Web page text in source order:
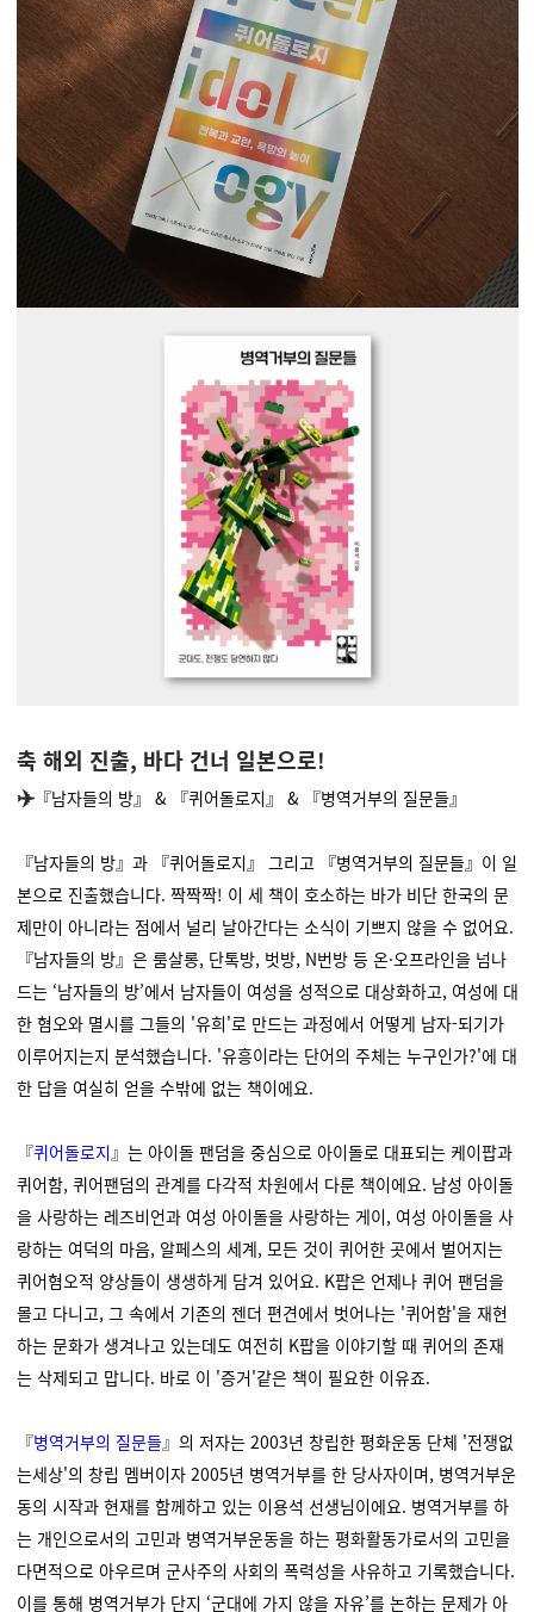
축 해외 진출, 바다 건너 일본으로!
✈️『남자들의 방』 & 『퀴어돌로지』 & 『병역거부의 질문들』
『남자들의 방』과 『퀴어돌로지』 그리고 『병역거부의 질문들』이 일
본으로 진출했습니다. 짝짝짝! 이 세 책이 호소하는 바가 비단 한국의 문
제만이 아니라는 점에서 널리 날아간다는 소식이 기쁘지 않을 수 없어요.
『남자들의 방』은 룸살롱, 단톡방, 벗방, N번방 등 온·오프라인을 넘나
드는 ‘남자들의 방’에서 남자들이 여성을 성적으로 대상화하고, 여성에 대
한 혐오와 멸시를 그들의 '유희'로 만드는 과정에서 어떻게 남자-되기가
이루어지는지 분석했습니다. '유흥이라는 단어의 주체는 누구인가?'에 대
한 답을 여실히 얻을 수밖에 없는 책이에요.
『퀴어돌로지』 는 아이돌 팬덤을 중심으로 아이돌로 대표되는 케이팝과
퀴어함, 퀴어팬덤의 관계를 다각적 차원에서 다룬 책이에요. 남성 아이돌
을 사랑하는 레즈비언과 여성 아이돌을 사랑하는 게이, 여성 아이돌을 사
랑하는 여덕의 마음, 알페스의 세계, 모든 것이 퀴어한 곳에서 벌어지는
퀴어혐오적 양상들이 생생하게 담겨 있어요. K팝은 언제나 퀴어 팬덤을
몰고 다니고, 그 속에서 기존의 젠더 편견에서 벗어나는 '퀴어함'을 재현
하는 문화가 생겨나고 있는데도 여전히 K팝을 이야기할 때 퀴어의 존재
는 삭제되고 맙니다. 바로 이 '증거'같은 책이 필요한 이유죠.
『병역거부의 질문들』 의 저자는 2003년 창립한 평화운동 단체 '전쟁없
는세상'의 창립 멤버이자 2005년 병역거부를 한 당사자이며, 병역거부운
동의 시작과 현재를 함께하고 있는 이용석 선생님이에요. 병역거부를 하
는 개인으로서의 고민과 병역거부운동을 하는 평화활동가로서의 고민을
다면적으로 아우르며 군사주의 사회의 폭력성을 사유하고 기록했습니다.
이를 통해 병역거부가 단지 ‘군대에 가지 않을 자유’를 논하는 문제가 아